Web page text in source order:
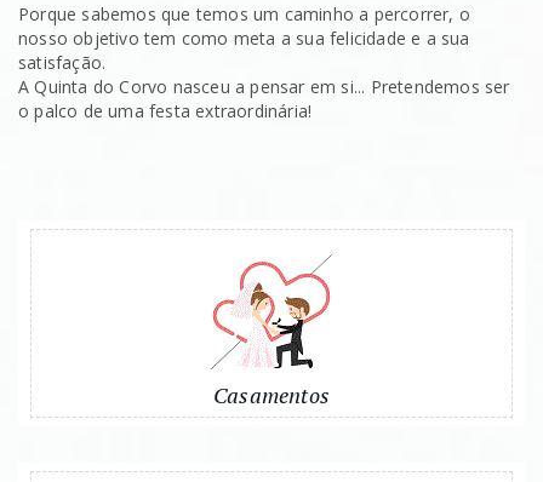
Porque sabemos que temos um caminho a percorrer, o
nosso objetivo tem como meta a sua felicidade e a sua
satisfação.
A Quinta do Corvo nasceu a pensar em si... Pretendemos ser
o palco de uma festa extraordinária!
Casamentos